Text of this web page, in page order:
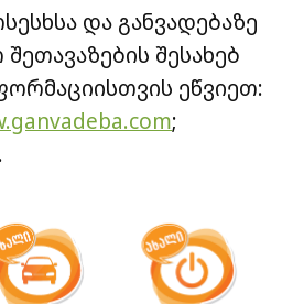
და განვადებაზე
შესახებ
ეწვიეთ:
;
.